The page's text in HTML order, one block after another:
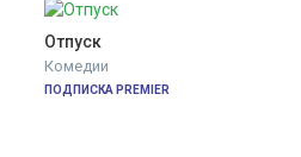
Отпуск
Комедии
ПОДПИСКА PREMIER